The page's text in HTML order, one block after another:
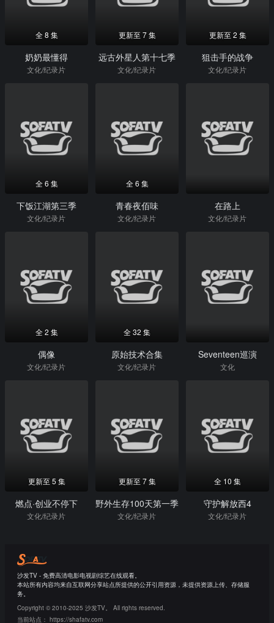
全 8 集
奶奶最懂得
文化/纪录片
更新至 7 集
远古外星人第十七季
文化/纪录片
更新至 2 集
狙击手的战争
文化/纪录片
全 6 集
下饭江湖第三季
文化/纪录片
全 6 集
青春夜佰味
文化/纪录片
在路上
文化/纪录片
全 2 集
偶像
文化/纪录片
全 32 集
原始技术合集
文化/纪录片
Seventeen巡演
文化
更新至 5 集
燃点·创业不停下
文化/纪录片
更新至 7 集
野外生存100天第一季
文化/纪录片
全 10 集
守护解放西4
文化/纪录片
沙发TV - 免费高清电影电视剧综艺在线观看。
本站所有内容均来自互联网分享站点所提供的公开引用资源，未提供资源上传、存储服
务。
Copyright © 2010-2025 沙发TV。 All rights reserved.
当前站点： https://shafatv.com